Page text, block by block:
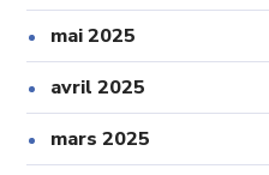
mai 2025
avril 2025
mars 2025